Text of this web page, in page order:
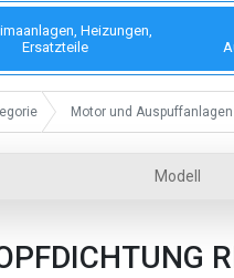
Heizungen,
Ersatzteile
Motor und Auspuffanlagen
Modell